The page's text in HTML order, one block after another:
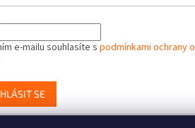
e-mailu souhlasíte spodmínkami ochrany
SE